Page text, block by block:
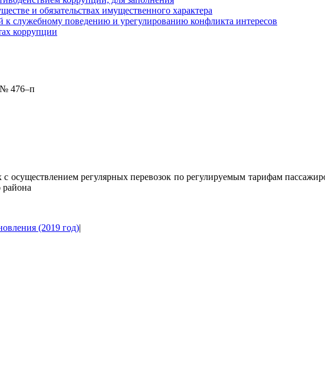
и обязательствах имущественного характера
служебному поведению и урегулированию конфликта интересов
коррупции
№ 476–п
осуществлением регулярных перевозок по регулируемым тарифам
района
(2019 год)|